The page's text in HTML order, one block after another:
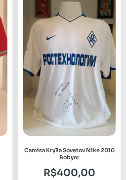
Camisa Krylia Sovetov Nike 2010
Bobyor
R$400,00